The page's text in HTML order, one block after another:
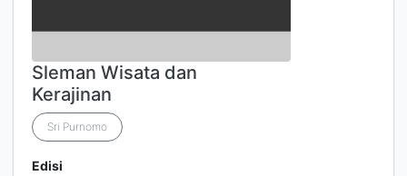
Sleman Wisata dan
Kerajinan
Sri Purnomo
Edisi